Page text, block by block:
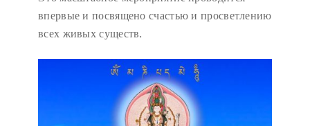
впервые и посвящено счастью и просветлению
всех живых существ.